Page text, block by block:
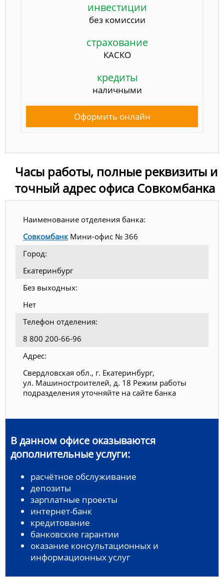
инвестиции
без комиссии
страхование
КАСКО
кредиты
наличными
Оформить онлайн
Часы работы, полные реквизиты и
точный адрес офиса Совкомбанка
Наименование отделения банка:
СовкомбанкМини-офис № 366
Город:
Екатеринбург
Без выходных:
Нет
Телефон отделения:
8 800 200-66-96
Адрес:
Свердловская обл., г. Екатеринбург,
ул. Машиностроителей, д. 18 Режим работы
подразделения уточняйте на сайте банка
В данном офисе оказываются
дополнительные услуги:
расчётное обслуживание
депозиты
зарплатные проекты
интернет-банк
кредитование
банковские гарантии
оказание консультационных и
информационных услуг